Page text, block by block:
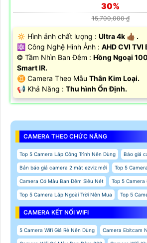
30%
15,700,000 ₫
🔅 Hình ảnh chất lượng : Ultra 4k 👍🏾 .
⚛️ Công Nghệ Hình Ảnh : AHD CVI TVI
❂ Tầm Nhìn Ban Đêm : Hồng Ngoại
Smart IR.
♊ Camera Theo Mẫu Thân Kim Loại.
️📢 Khả Năng : Thu hình Ổn Định.
CAMERA THEO CHỨC NĂNG
Top 5 Camera Lắp Công Trình Nên Dùng Báo giá
Bản báo giá camera 2 mắt ezviz mới Top 5
Camera Có Màu Ban Đêm Siêu Nét Top 5 Camera
Top 5 Camera Lắp Ngoài Trời Nên Mua Top 5
CAMERA KẾT NỐI WIFI
5 Camera Wifi Giá Rẻ Nên Dùng Camera Ebitcam